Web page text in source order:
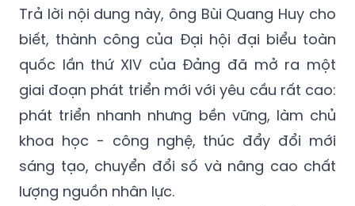
Trả lời nội dung này, ông Bùi Quang Huy cho
biết, thành công của Đại hội đại biểu toàn
quốc lần thứ XIV của Đảng đã mở ra một
giai đoạn phát triển mới với yêu cầu rất cao:
phát triển nhanh nhưng bền vững, làm chủ
khoa học - công nghệ, thúc đẩy đổi mới
sáng tạo, chuyển đổi số và nâng cao chất
lượng nguồn nhân lực.